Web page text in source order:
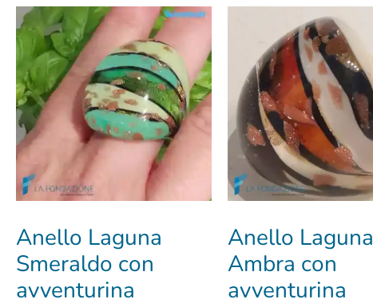
Anello Laguna
Smeraldo con
avventurina
Anello Laguna
Ambra con
avventurina